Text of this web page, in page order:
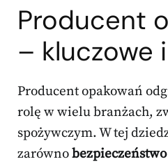
Producent
– kluczowe
Producent opakowań
rolę w wielu branżach,
spożywczym. W tej
zarówno